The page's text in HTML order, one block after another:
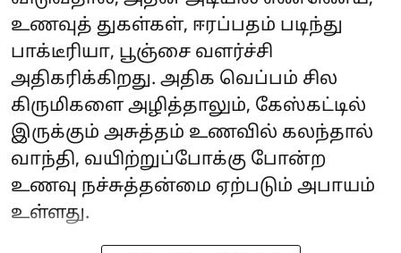
உணவுத் துகள்கள், ஈரப்பதம் படிந்து
பாக்டீரியா, பூஞ்சை வளர்ச்சி
அதிகரிக்கிறது. அதிக வெப்பம் சில
கிருமிகளை அழித்தாலும், கேஸ்கட்டில்
இருக்கும் அசுத்தம் உணவில் கலந்தால்
வாந்தி, வயிற்றுப்போக்கு போன்ற
உணவு நச்சுத்தன்மை ஏற்படும் அபாயம்
உள்ளது.